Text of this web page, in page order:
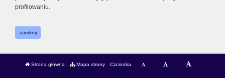
profilowaniu.
zamknij
Strona główna Mapa strony Czcionka